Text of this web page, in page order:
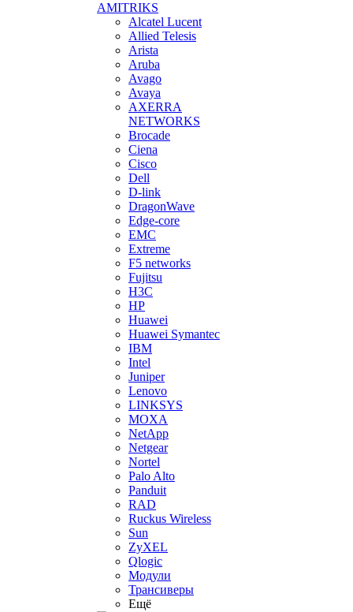
AMITRIKS
Alcatel Lucent
Allied Telesis
Arista
Aruba
Avago
Avaya
AXERRA
NETWORKS
Brocade
Ciena
Cisco
Dell
D-link
DragonWave
Edge-core
EMC
Extreme
F5 networks
Fujitsu
H3С
HP
Huawei
Huawei Symantec
IBM
Intel
Juniper
Lenovo
LINKSYS
MOXA
NetApp
Netgear
Nortel
Palo Alto
Panduit
RAD
Ruckus Wireless
Sun
ZyXEL
Qlogic
Модули
Трансиверы
Ещё